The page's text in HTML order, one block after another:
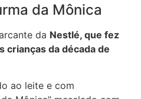
da Mônica
da Nestlé, que fez
crianças da década de
ao leite e com